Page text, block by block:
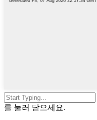
를 눌러 닫으세요.